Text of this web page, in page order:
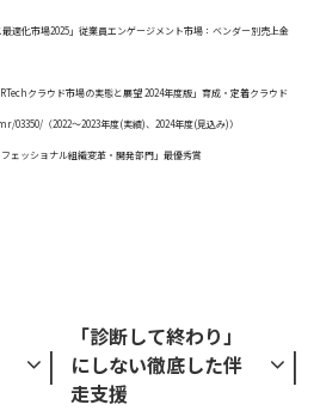
適化市場2025」従業員エンゲージメント市場：ベンダー別売上金
クラウド市場の実態と展望 2024年度版」育成・定着クラウド
（2022～2023年度(実績)、2024年度(見込み)）
ェッショナル組織変革・開発部門」最優秀賞
「診断して終わり」
にしない徹底した伴
走支援